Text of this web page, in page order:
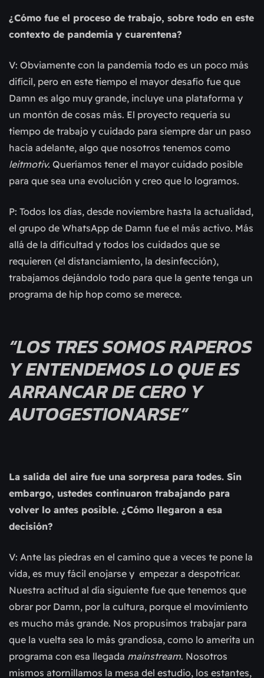
¿Cómo fue el proceso de trabajo, sobre todo en este
contexto de pandemia y cuarentena?
V: Obviamente con la pandemia todo es un poco más
difícil, pero en este tiempo el mayor desafío fue que
Damn es algo muy grande, incluye una plataforma y
un montón de cosas más. El proyecto requería su
tiempo de trabajo y cuidado para siempre dar un paso
hacia adelante, algo que nosotros tenemos como
leitmotiv. Queríamos tener el mayor cuidado posible
para que sea una evolución y creo que lo logramos.
P: Todos los días, desde noviembre hasta la actualidad,
el grupo de WhatsApp de Damn fue el más activo. Más
allá de la dificultad y todos los cuidados que se
requieren (el distanciamiento, la desinfección),
trabajamos dejándolo todo para que la gente tenga un
programa de hip hop como se merece.
“LOS TRES SOMOS RAPEROS
Y ENTENDEMOS LO QUE ES
ARRANCAR DE CERO Y
AUTOGESTIONARSE”
La salida del aire fue una sorpresa para todes. Sin
embargo, ustedes continuaron trabajando para
volver lo antes posible. ¿Cómo llegaron a esa
decisión?
V: Ante las piedras en el camino que a veces te pone la
vida, es muy fácil enojarse y empezar a despotricar.
Nuestra actitud al día siguiente fue que tenemos que
obrar por Damn, por la cultura, porque el movimiento
es mucho más grande. Nos propusimos trabajar para
que la vuelta sea lo más grandiosa, como lo amerita un
programa con esa llegada mainstream. Nosotros
mismos atornillamos la mesa del estudio, los estantes,